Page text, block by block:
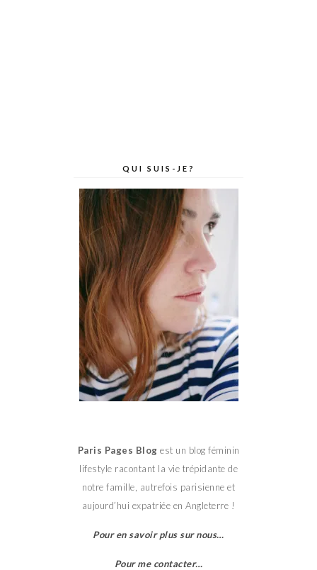
QUI SUIS-JE?
Paris Pages Blog est un blog féminin
lifestyle racontant la vie trépidante de
notre famille, autrefois parisienne et
aujourd’hui expatriée en Angleterre !
Pour en savoir plus sur nous…
Pour me contacter…